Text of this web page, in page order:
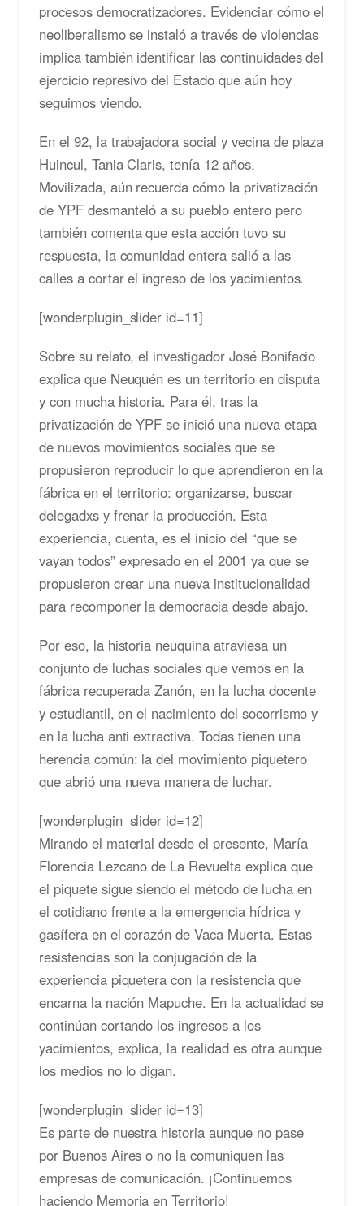
procesos democratizadores. Evidenciar cómo el
neoliberalismo se instaló a través de violencias
implica también identificar las continuidades del
ejercicio represivo del Estado que aún hoy
seguimos viendo.
En el 92, la trabajadora social y vecina de plaza
Huincul, Tania Claris,tenía 12 años.
Movilizada, aún recuerda cómo la privatización
de YPF desmanteló a su pueblo entero pero
también comenta que esta acción tuvo su
respuesta, la comunidad entera salió a las
calles a cortar el ingreso de los yacimientos.
[wonderplugin_slider id=11]
Sobre su relato, el investigador José Bonifacio
explica que Neuquén es un territorio en disputa
y con mucha historia. Para él, tras la
privatización de YPF se inició una nueva etapa
de nuevos movimientos sociales que se
propusieron reproducir lo que aprendieron en la
fábrica en el territorio: organizarse, buscar
delegadxs y frenar la producción. Esta
experiencia, cuenta, es el inicio del “que se
vayan todos” expresado en el 2001 ya que se
propusieron crear una nueva institucionalidad
para recomponer la democracia desde abajo.
Por eso, la historia neuquina atraviesa un
conjunto de luchas sociales que vemos en la
fábrica recuperada Zanón, en la lucha docente
y estudiantil, en el nacimiento del socorrismo y
en la lucha anti extractiva. Todas tienen una
herencia común: la del movimiento piquetero
que abrió una nueva manera de luchar.
[wonderplugin_slider id=12]
Mirando el material desde el presente, María
Florencia Lezcano de La Revuelta explica que
el piquete sigue siendo el método de lucha en
el cotidiano frente a la emergencia hídrica y
gasífera en el corazón de Vaca Muerta. Estas
resistencias son la conjugación de la
experiencia piquetera con la resistencia que
encarna la nación Mapuche. En la actualidad se
continúan cortando los ingresos a los
yacimientos, explica, la realidad es otra aunque
los medios no lo digan.
[wonderplugin_slider id=13]
Es parte de nuestra historia aunque no pase
por Buenos Aires o no la comuniquen las
empresas de comunicación. ¡Continuemos
haciendo Memoria en Territorio!